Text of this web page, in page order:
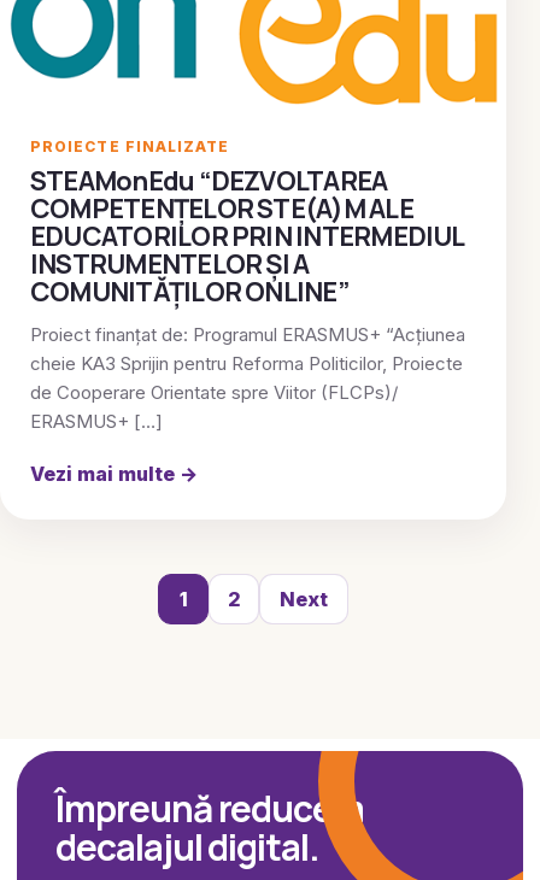
PROIECTE FINALIZATE
STEAMonEdu “DEZVOLTAREA
COMPETENȚELOR STE(A)M ALE
EDUCATORILOR PRIN INTERMEDIUL
INSTRUMENTELOR ȘI A
COMUNITĂȚILOR ONLINE”
Proiect finanțat de: Programul ERASMUS+ “Acțiunea
cheie KA3 Sprijin pentru Reforma Politicilor, Proiecte
de Cooperare Orientate spre Viitor (FLCPs)/
ERASMUS+ […]
Vezi mai multe →
1 2 Next
Împreună reducem
decalajul digital.